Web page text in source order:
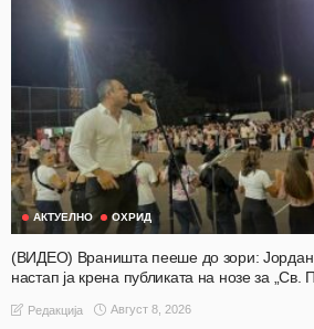
АКТУЕЛНО ОХРИД
(ВИДЕО) Враништа пееше до зори:
настап ја крена публиката на нозе за „Св.
Редакција Август 8, 2026